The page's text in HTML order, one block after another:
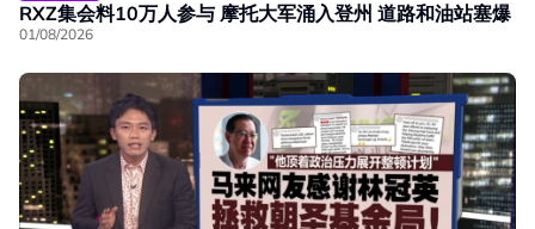
RXZ集会料10万人参与 摩托大军涌入登州 道路和油站塞爆
01/08/2026